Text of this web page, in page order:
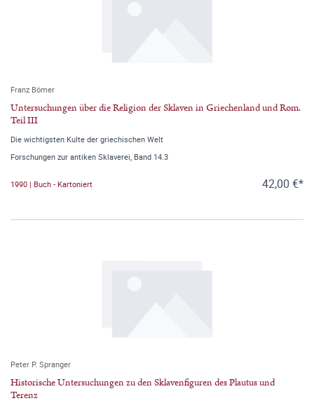
Franz Bömer
Untersuchungen über die Religion der Sklaven in Griechenland und Rom.
Teil III
Die wichtigsten Kulte der griechischen Welt
Forschungen zur antiken Sklaverei, Band 14.3
1990 | Buch - Kartoniert 42,00 €*
Peter P. Spranger
Historische Untersuchungen zu den Sklavenfiguren des Plautus und
Terenz